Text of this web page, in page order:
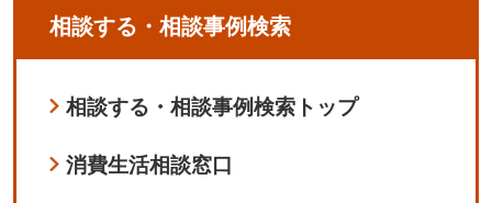
相談する・相談事例検索
相談する・相談事例検索トップ
消費生活相談窓口